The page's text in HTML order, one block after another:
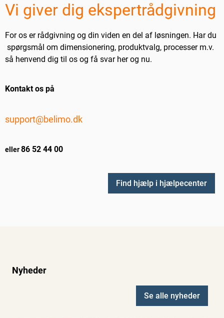
Vi giver dig ekspertrådgivning
For os er rådgivning og din viden en del af løsningen. Har du
spørgsmål om dimensionering, produktvalg, processer m.v.
så henvend dig til os og få svar her og nu.
Kontakt os på
support@belimo.dk
eller86 52 44 00
Find hjælp i hjælpecenter
Nyheder
Se alle nyheder